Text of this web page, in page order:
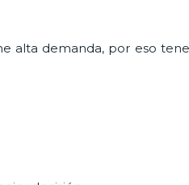
alta demanda, por eso